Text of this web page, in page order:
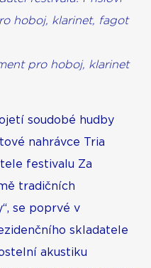
hoboj, klarinet, fagot
pro hoboj, klarinet
soudobé hudby
nahrávce Tria
festivalu Za
tradičních
se poprvé v
skladatele
akustiku